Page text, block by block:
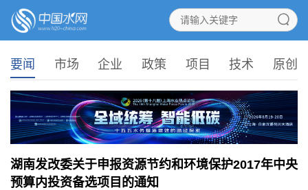
要闻 市场 企业 政策 项目 技术 原创
湖南发改委关于申报资源节约和环境保护2017年中央
预算内投资备选项目的通知